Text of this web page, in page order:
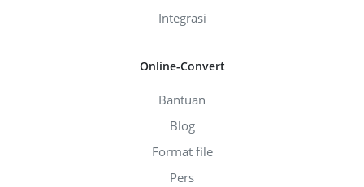
Integrasi
Online-Convert
Bantuan
Blog
Format file
Pers